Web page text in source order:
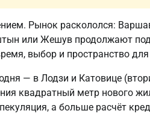
Рынок раскололся:
или Жешув продолжают
выбор и пространство
— в Лодзи и Катовице
квадратный метр нового
а больше расчёт